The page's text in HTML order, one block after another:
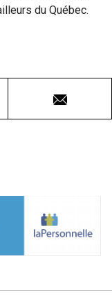
du Québec.
Courriel